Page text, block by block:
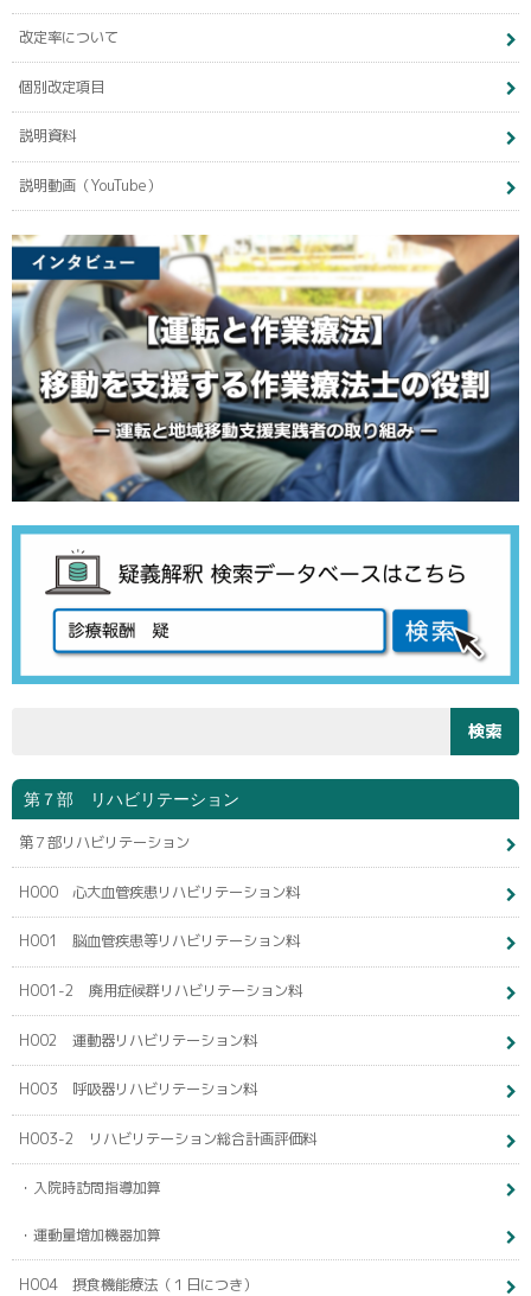
改定率について
個別改定項目
説明資料
説明動画（YouTube）
第７部 リハビリテーション
第７部リハビリテーション
H000 心大血管疾患リハビリテーション料
H001 脳血管疾患等リハビリテーション料
H001-2 廃用症候群リハビリテーション料
H002 運動器リハビリテーション料
H003 呼吸器リハビリテーション料
H003-2 リハビリテーション総合計画評価料
・入院時訪問指導加算
・運動量増加機器加算
H004 摂食機能療法（１日につき）